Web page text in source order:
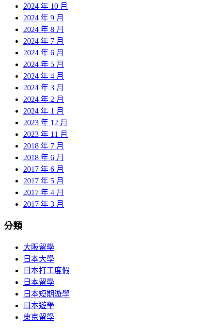
2024 年 10 月
2024 年 9 月
2024 年 8 月
2024 年 7 月
2024 年 6 月
2024 年 5 月
2024 年 4 月
2024 年 3 月
2024 年 2 月
2024 年 1 月
2023 年 12 月
2023 年 11 月
2018 年 7 月
2018 年 6 月
2017 年 6 月
2017 年 5 月
2017 年 4 月
2017 年 3 月
分類
大阪留學
日本大學
日本打工度假
日本留學
日本短期遊學
日本遊學
東京留學